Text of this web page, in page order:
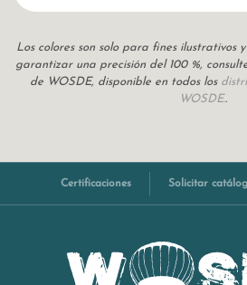
Los colores son solo para fines ilustrativos
garantizar una precisión del 100 %,
de WOSDE, disponible en todos los
WOSDE..
Certificaciones Solicitar